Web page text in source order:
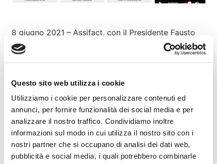
Questo sito web utilizza i cookie
Utilizziamo i cookie per personalizzare contenuti ed
annunci, per fornire funzionalità dei social media e per
analizzare il nostro traffico. Condividiamo inoltre
informazioni sul modo in cui utilizza il nostro sito con i
nostri partner che si occupano di analisi dei dati web,
pubblicità e social media, i quali potrebbero combinarle
8 giugno 2021 – Assifact, con il Presidente Fausto
Galmarini e il Segretario generale Alessandro
Carretta, è intervenuta in Audizione presso la 6ª
Senato della Repubblica nel ciclo di audizioni
sulla classificazione della clientela da parte delle
banche e sulla questione del calendar provisioning
(Atto n. 793).
Per leggere il testo della memoria,clicca qui .